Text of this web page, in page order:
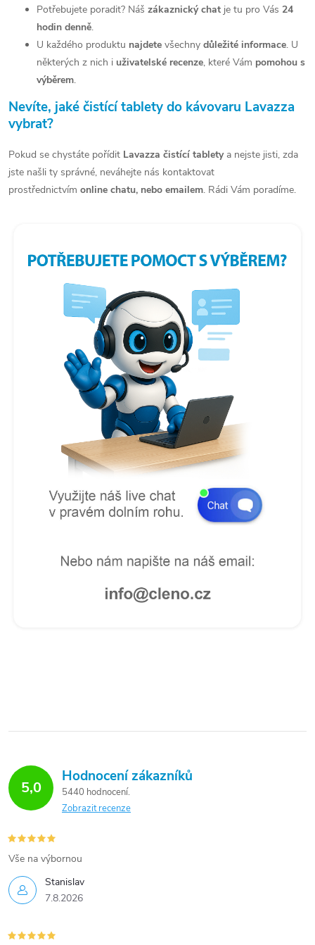
y
v
ý
p
Potřebujete poradit? Náš zákaznický chat je tu pro Vás 24
hodin denně.
U každého produktu najdete všechny důležité informace. U
některých z nich i uživatelské recenze, které Vám pomohou s
výběrem.
Nevíte, jaké čistící tablety do kávovaru Lavazza
vybrat?
Pokud se chystáte pořídit Lavazza čistící tabletya nejste jisti, zda
jste našli ty správné, neváhejte nás kontaktovat
prostřednictvím online chatu, nebo emailem. Rádi Vám poradíme.
5,0
Hodnocení zákazníků
5440 hodnocení
Zobrazit recenze
Stanislav
7.8.2026
Vše na výbornou